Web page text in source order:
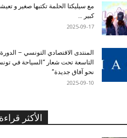
مع سيليكتا الحلمة تكتبها صغير و
كبير …
2025-09-17
المنتدى الاقتصادي التونسي – الدورة
التاسعة تحت شعار “السياحة في
نحو آفاق جديدة”
2025-09-10
الأكثر قراءة